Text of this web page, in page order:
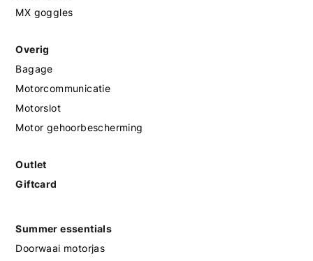
MX goggles
Overig
Bagage
Motorcommunicatie
Motorslot
Motor gehoorbescherming
Outlet
Giftcard
Summer essentials
Doorwaai motorjas